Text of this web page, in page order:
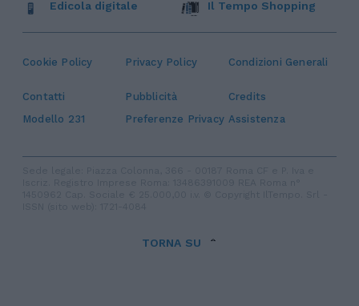
Cookie Policy Privacy Policy Condizioni Generali
Contatti Pubblicità
Credits
Modello 231
Preferenze Privacy Assistenza
Edicola digitale Il Tempo Shopping
TORNA SU